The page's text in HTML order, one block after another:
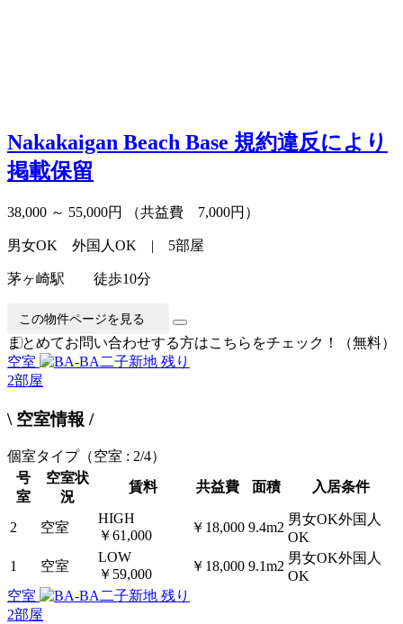
Nakakaigan Beach Base 規約違反により
掲載保留
38,000 ～ 55,000円 （共益費 7,000円）
男女OK 外国人OK | 5部屋
茅ヶ崎駅 徒歩10分
この物件ページを見る
まとめてお問い合わせする方はこちらをチェック！（無料）
空室
残り
2部屋
\ 空室情報 /
個室タイプ（空室 : 2/4）
号
室
空室状
況
賃料 共益費 面積 入居条件
2 空室
HIGH
￥61,000
￥18,000 9.4m2
男女OK外国人
OK
1
空室
LOW
￥59,000
￥18,000 9.1m2
男女OK外国人
OK
空室
残り
2部屋